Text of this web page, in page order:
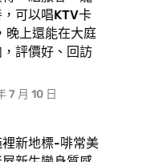
可以唱KTV卡
晚上還能在大庭
，評價好、回訪
7 月 10 日
裡新地標-啡常美